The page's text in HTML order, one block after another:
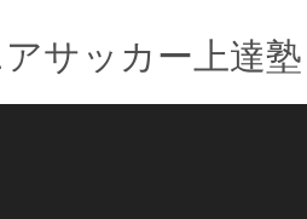
サッカー上達塾